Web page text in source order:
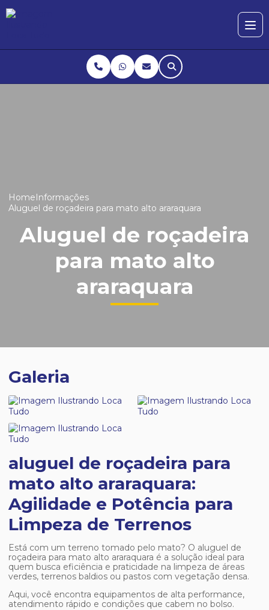
HomeInformações
Aluguel de roçadeira para mato alto araraquara
Aluguel de roçadeira
para mato alto
araraquara
Galeria
aluguel de roçadeira para
mato alto araraquara:
Agilidade e Potência para
Limpeza de Terrenos
Está com um terreno tomado pelo mato? O aluguel de
roçadeira para mato alto araraquara é a solução ideal para
quem busca eficiência e praticidade na limpeza de áreas
verdes, terrenos baldios ou pastos com vegetação densa.
Aqui, você encontra equipamentos de alta performance,
atendimento rápido e condições que cabem no bolso.